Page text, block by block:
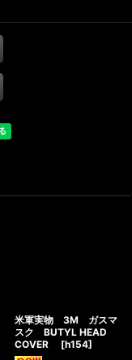
米軍実物 3M ガスマ
スク BUTYL HEAD
COVER
[h154]